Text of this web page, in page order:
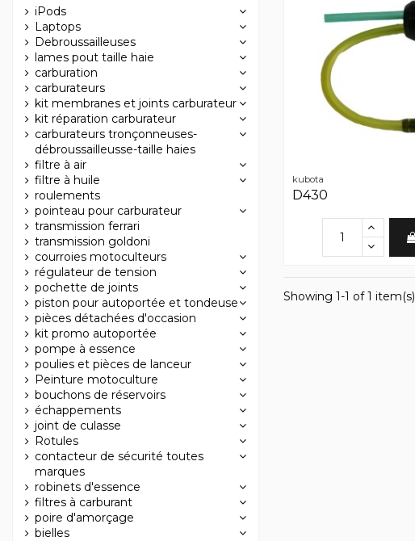
kubota
D430
Showing 1-1 of 1 item(s)
iPods
Laptops
Debroussailleuses
lames pout taille haie
carburation
carburateurs
kit membranes et joints carburateur
kit réparation carburateur
carburateurs tronçonneuses-
débroussailleusse-taille haies
filtre à air
filtre à huile
roulements
pointeau pour carburateur
transmission ferrari
transmission goldoni
courroies motoculteurs
régulateur de tension
pochette de joints
piston pour autoportée et tondeuse
pièces détachées d'occasion
kit promo autoportée
pompe à essence
poulies et pièces de lanceur
Peinture motoculture
bouchons de réservoirs
échappements
joint de culasse
Rotules
contacteur de sécurité toutes
marques
robinets d'essence
filtres à carburant
poire d'amorçage
bielles